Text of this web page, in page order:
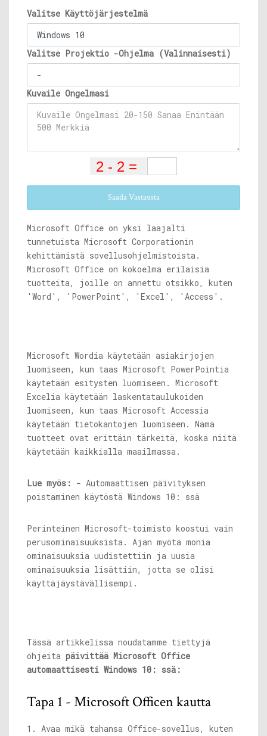
Valitse Käyttöjärjestelmä
Valitse Projektio -Ohjelma (Valinnaisesti)
Kuvaile Ongelmasi
Saada Vastausta
Microsoft Office on yksi laajalti
tunnetuista Microsoft Corporationin
kehittämistä sovellusohjelmistoista.
Microsoft Office on kokoelma erilaisia ​​
tuotteita, joille on annettu otsikko, kuten
'Word', 'PowerPoint', 'Excel', 'Access'.
Microsoft Wordia käytetään asiakirjojen
luomiseen, kun taas Microsoft PowerPointia
käytetään esitysten luomiseen. Microsoft
Excelia käytetään laskentataulukoiden
luomiseen, kun taas Microsoft Accessia
käytetään tietokantojen luomiseen. Nämä
tuotteet ovat erittäin tärkeitä, koska niitä
käytetään kaikkialla maailmassa.
Lue myös: - Automaattisen päivityksen
poistaminen käytöstä Windows 10: ssä
Perinteinen Microsoft-toimisto koostui vain
perusominaisuuksista. Ajan myötä monia
ominaisuuksia uudistettiin ja uusia
ominaisuuksia lisättiin, jotta se olisi
käyttäjäystävällisempi.
Tässä artikkelissa noudatamme tiettyjä
ohjeita päivittää Microsoft Office
automaattisesti Windows 10: ssä:
Tapa 1 - Microsoft Officen kautta
1. Avaa mikä tahansa Office-sovellus, kuten